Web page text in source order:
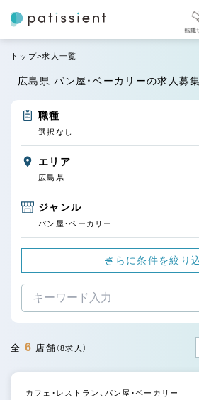
転職
トップ 求人一覧
広島県 パン屋・ベーカリーの求人募
職種
選択なし
エリア
広島県
ジャンル
パン屋・ベーカリー
さらに条件を絞り
全 6 店舗 （8求人）
カフェ・レストラン、パン屋・ベーカリー